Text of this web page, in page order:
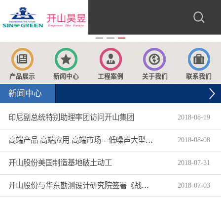
产品展示 新闻中心 工程案例 关于我们 联系我们
新闻中心
印尼副总统特别助理率团访问开山集团 2018-08-19
高端产品 高端应用 高端市场---低噪声大型柴动螺杆空压机获超300万美元海外大订单 2018-08-08
开山股份美国制造基地破土动工 2018-07-31
开山股份与华东勘测设计研究院签署《战略合作协议》 2018-07-03